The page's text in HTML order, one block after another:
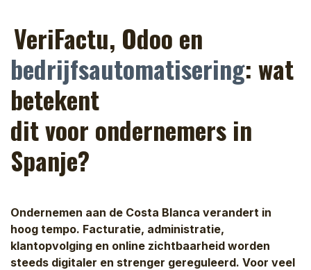
VeriFactu, Odoo en
bedrijfsautomatisering: wat
betekent
dit voor ondernemers in
Spanje?
Ondernemen aan de Costa Blanca verandert in
hoog tempo. Facturatie, administratie,
klantopvolging en online zichtbaarheid worden
steeds digitaler en strenger gereguleerd. Voor veel